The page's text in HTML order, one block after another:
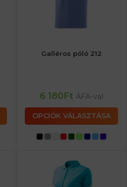
Galléros póló 212
6 180Ft ÁFA-val
OPCIÓK VÁLASZTÁSA